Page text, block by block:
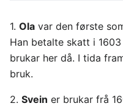
1. Ola var den første
Han betalte skatt i
brukar her då. I tida
bruk.
2. Svein er brukar frå